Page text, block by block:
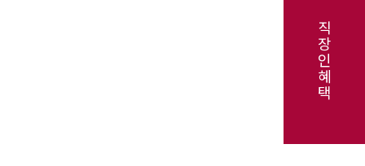
직
장
인
혜
택